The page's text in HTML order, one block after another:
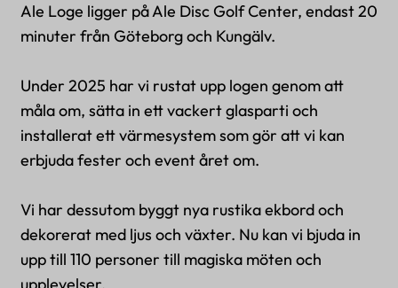
Ale Loge ligger på Ale Disc Golf Center, endast 20
minuter från Göteborg och Kungälv.
Under 2025 har vi rustat upp logen genom att
måla om, sätta in ett vackert glasparti och
installerat ett värmesystem som gör att vi kan
erbjuda fester och event året om.
Vi har dessutom byggt nya rustika ekbord och
dekorerat med ljus och växter. Nu kan vi bjuda in
upp till 110 personer till magiska möten och